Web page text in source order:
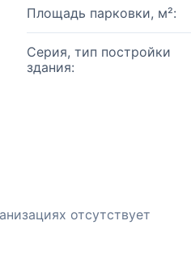
Площадь парковки, м²:
Серия, тип постройки
здания:
отсутствует